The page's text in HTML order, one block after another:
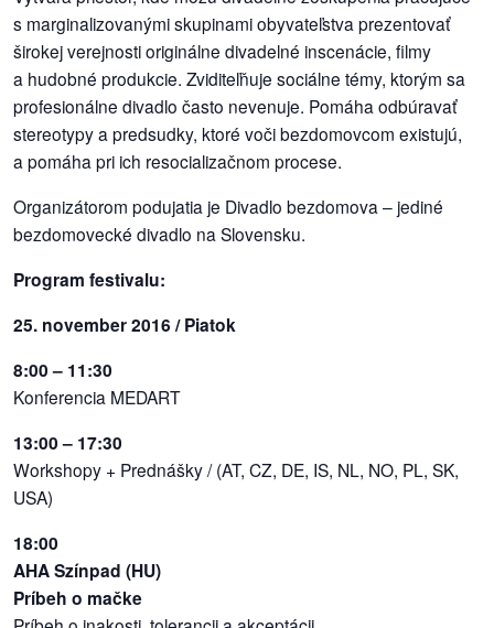
prax
práca
odkazy
petície
z
médií
/
knihy
o
nás
podpora
s marginalizovanými skupinami obyvateľstva prezentovať
širokej verejnosti originálne divadelné inscenácie, filmy
a hudobné produkcie. Zviditeľňuje sociálne témy, ktorým sa
profesionálne divadlo často nevenuje. Pomáha odbúravať
stereotypy a predsudky, ktoré voči bezdomovcom existujú,
a pomáha pri ich resocializačnom procese.
Organizátorom podujatia je Divadlo bezdomova – jediné
bezdomovecké divadlo na Slovensku.
Program festivalu:
25. november 2016 / Piatok
8:00 – 11:30
Konferencia MEDART
13:00 – 17:30
Workshopy + Prednášky / (AT, CZ, DE, IS, NL, NO, PL, SK,
USA)
18:00
AHA Színpad (HU)
Príbeh o mačke